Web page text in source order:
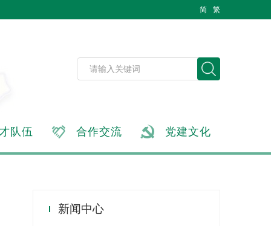
繁
简
队伍 合作交流 党建文化
新闻中心